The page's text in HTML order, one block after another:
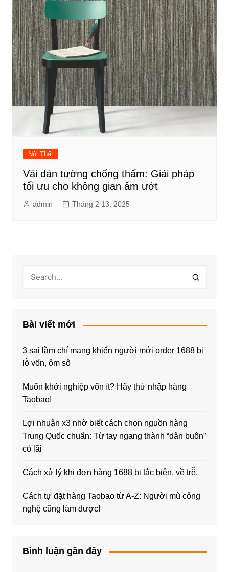
Nội Thất
Vải dán tường chống thấm: Giải pháp
tối ưu cho không gian ẩm ướt
admin Tháng 2 13, 2025
Bài viết mới
3 sai lầm chí mạng khiến người mới order 1688 bị
lỗ vốn, ôm sô
Muốn khởi nghiệp vốn ít? Hãy thử nhập hàng
Taobao!
Lợi nhuận x3 nhờ biết cách chọn nguồn hàng
Trung Quốc chuẩn: Từ tay ngang thành “dân buôn”
có lãi
Cách xử lý khi đơn hàng 1688 bị tắc biên, về trễ.
Cách tự đặt hàng Taobao từ A-Z: Người mù công
nghệ cũng làm được!
Bình luận gần đây